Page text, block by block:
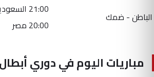
الباطن - ضمك
21:00
20:00 مصر
مباريات اليوم في دوري